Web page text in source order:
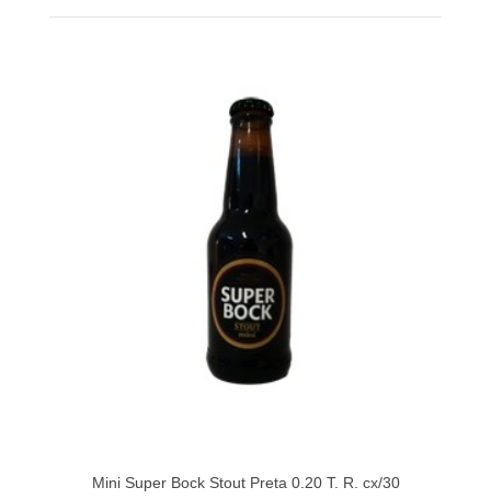
Mini Super Bock Stout Preta 0.20 T. R. cx/30